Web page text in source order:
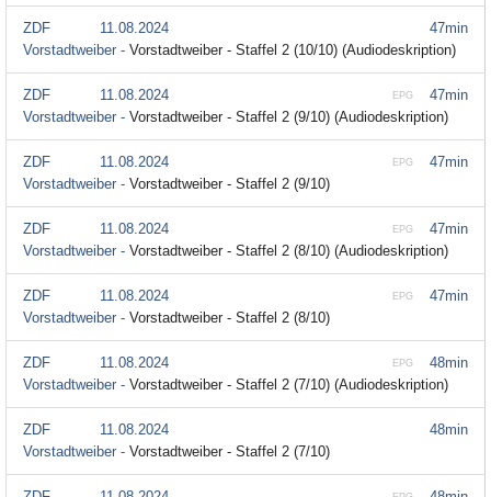
47min
ZDF
11.08.2024
Vorstadtweiber - Vorstadtweiber - Staffel 2 (10/10) (Audiodeskription)
47min
EPG
ZDF
11.08.2024
Vorstadtweiber - Vorstadtweiber - Staffel 2 (9/10) (Audiodeskription)
47min
EPG
ZDF
11.08.2024
Vorstadtweiber - Vorstadtweiber - Staffel 2 (9/10)
47min
EPG
ZDF
11.08.2024
Vorstadtweiber - Vorstadtweiber - Staffel 2 (8/10) (Audiodeskription)
47min
EPG
ZDF
11.08.2024
Vorstadtweiber - Vorstadtweiber - Staffel 2 (8/10)
48min
EPG
ZDF
11.08.2024
Vorstadtweiber - Vorstadtweiber - Staffel 2 (7/10) (Audiodeskription)
48min
ZDF
11.08.2024
Vorstadtweiber - Vorstadtweiber - Staffel 2 (7/10)